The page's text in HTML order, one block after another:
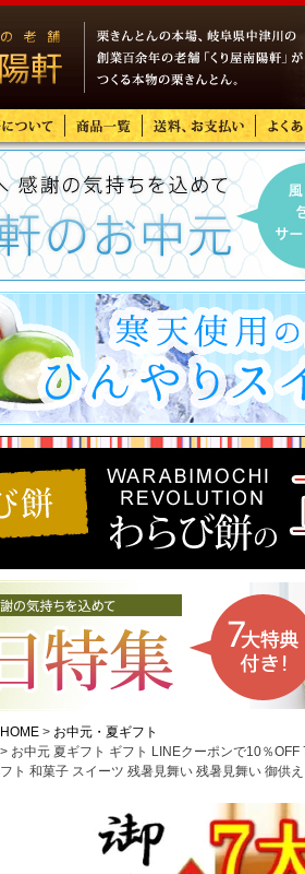
HOME
お中元・夏ギフト
お中元 夏ギフト ギフト LINEクーポンで10％
フト 和菓子 スイーツ 残暑見舞い 残暑見舞い 御供